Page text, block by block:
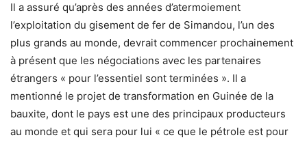
Il a assuré qu’après des années d’atermoiement
l’exploitation du gisement de fer de Simandou, l’un des
plus grands au monde, devrait commencer prochainement
à présent que les négociations avec les partenaires
étrangers « pour l’essentiel sont terminées ». Il a
mentionné le projet de transformation en Guinée de la
bauxite, dont le pays est une des principaux producteurs
au monde et qui sera pour lui « ce que le pétrole est pour